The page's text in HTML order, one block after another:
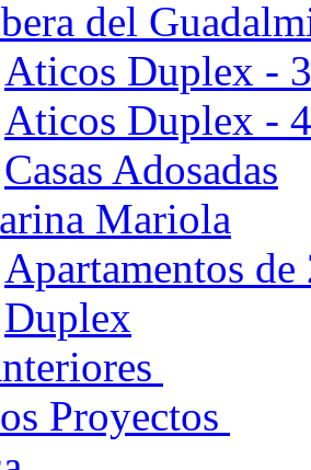
del
Aticos Duplex -
Aticos Duplex -
Casas Adosadas
Mariola
Apartamentos
Duplex
Proyectos